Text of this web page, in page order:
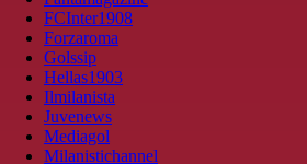
FCInter1908
Forzaroma
Golssip
Hellas1903
Ilmilanista
Juvenews
Mediagol
Milanistichannel